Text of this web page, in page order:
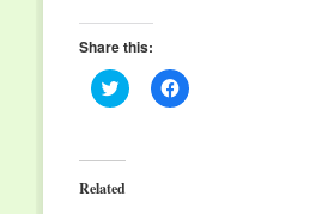
Share this:
Click
to
(Opens
in
new
Click
to
Related